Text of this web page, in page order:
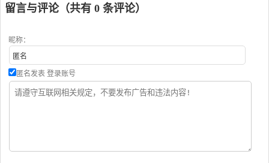
感悟【倾听勿礼】演唱点播:196次
寇随英演唱点播:172次
留言与评论（共有 0 条评论）
昵称：
匿名发表 登录账号